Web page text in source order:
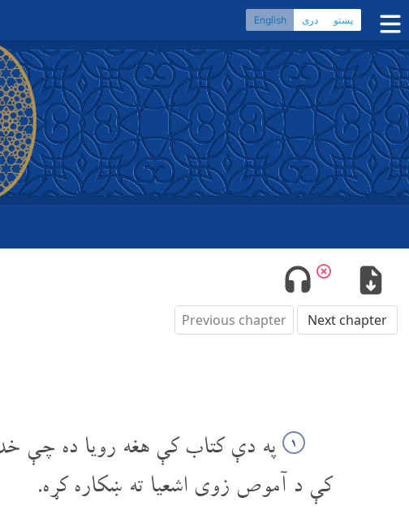
English دری پښتو
Home
Dari Bibles Pashto Bibles
Others: Balochi · Hazaragi Turkmen
Phone Apps
Previous chapter Next chapter
۱
په دې کتاب کې هغه رویا ده چې
کې د آموص زوی اشعیا ته ښکاره کړه.